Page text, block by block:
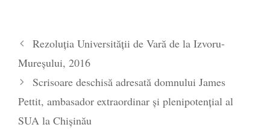
partidele care contează la
Rezoluţia Universităţii de Vară de la Izvoru-
Mureşului, 2016
Scrisoare deschisă adresată domnului James
Pettit, ambasador extraordinar și plenipotențial al
SUA la Chișinău